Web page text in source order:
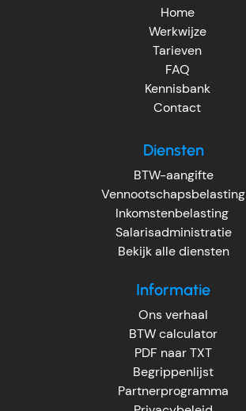
Home
Werkwijze
Tarieven
FAQ
Kennisbank
Contact
Diensten
BTW-aangifte
Vennootschapsbelasting
Inkomstenbelasting
Salarisadministratie
Bekijk alle diensten
Informatie
Ons verhaal
BTW calculator
PDF naar TXT
Begrippenlijst
Partnerprogramma